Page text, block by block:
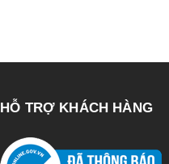
HỖ TRỢ KHÁCH HÀNG